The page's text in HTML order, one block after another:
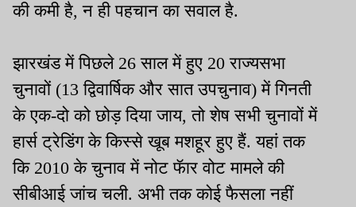
की कमी है, न ही पहचान का सवाल है.
झारखंड में पिछले 26 साल में हुए 20 राज्यसभा
चुनावों (13 द्विवार्षिक और सात उपचुनाव) में गिनती
के एक-दो को छोड़ दिया जाय, तो शेष सभी चुनावों में
हार्स ट्रेडिंग के किस्से खूब मशहूर हुए हैं. यहां तक
कि 2010 के चुनाव में नोट फॅार वोट मामले की
सीबीआई जांच चली. अभी तक कोई फैसला नहीं